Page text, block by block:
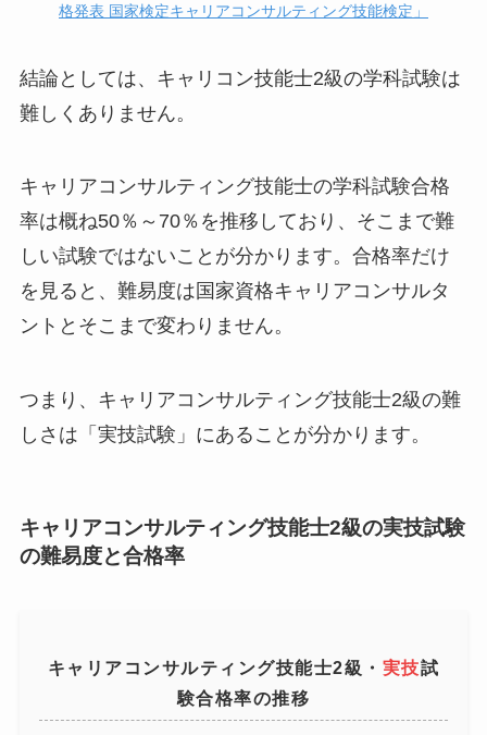
格発表 国家検定キャリアコンサルティング技能検定」
結論としては、キャリコン技能士2級の学科試験は
難しくありません。
キャリアコンサルティング技能士の学科試験合格
率は概ね50％～70％を推移しており、そこまで難
しい試験ではないことが分かります。合格率だけ
を見ると、難易度は国家資格キャリアコンサルタ
ントとそこまで変わりません。
つまり、キャリアコンサルティング技能士2級の難
しさは「実技試験」にあることが分かります。
キャリアコンサルティング技能士2級の実技試験
の難易度と合格率
キャリアコンサルティング技能士2級・ 実技試
験合格率の推移